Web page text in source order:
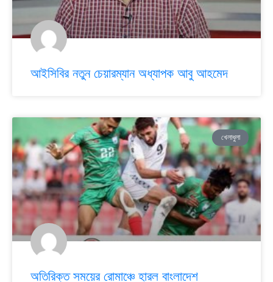
আইসিবির নতুন চেয়ারম্যান অধ্যাপক আবু আহমেদ
খেলাধুলা
অতিরিক্ত সময়ের রোমাঞ্চে হারল বাংলাদেশ